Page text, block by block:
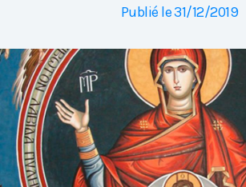
Publié le 31/12/2019